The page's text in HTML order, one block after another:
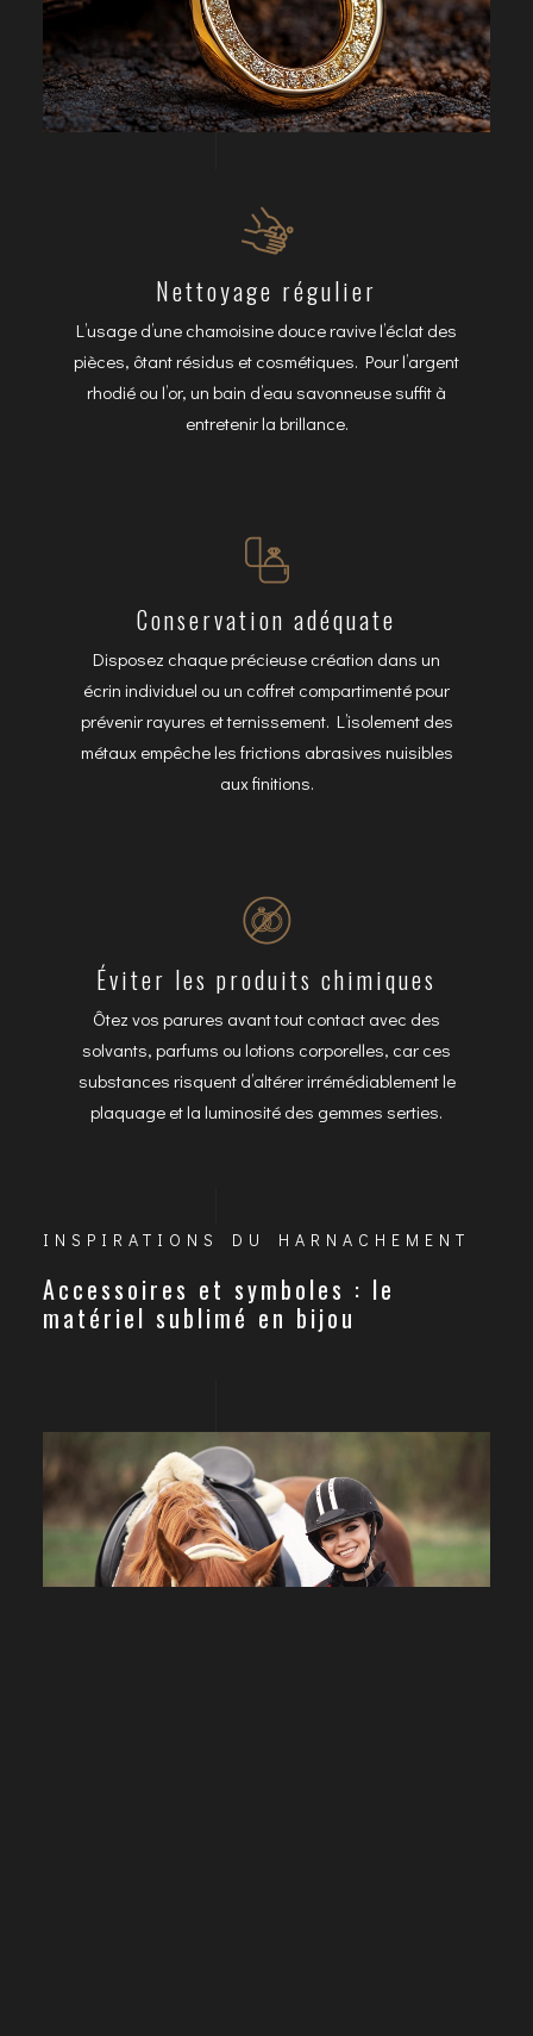
Nettoyage régulier
L’usage d’une chamoisine douce ravive l’éclat des
pièces, ôtant résidus et cosmétiques. Pour l’argent
rhodié ou l’or, un bain d’eau savonneuse suffit à
entretenir la brillance.
Conservation adéquate
Disposez chaque précieuse création dans un
écrin individuel ou un coffret compartimenté pour
prévenir rayures et ternissement. L’isolement des
métaux empêche les frictions abrasives nuisibles
aux finitions.
Éviter les produits chimiques
Ôtez vos parures avant tout contact avec des
solvants, parfums ou lotions corporelles, car ces
substances risquent d’altérer irrémédiablement le
plaquage et la luminosité des gemmes serties.
INSPIRATIONS DU HARNACHEMENT
Accessoires et symboles : le
matériel sublimé en bijou